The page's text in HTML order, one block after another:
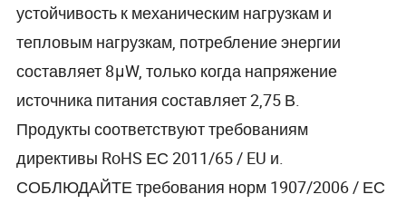
устойчивость к механическим нагрузкам и
тепловым нагрузкам, потребление энергии
составляет 8μW, только когда напряжение
источника питания составляет 2,75 В.
Продукты соответствуют требованиям
директивы RoHS ЕС 2011/65 / EU и.
СОБЛЮДАЙТЕ требования норм 1907/2006 / ЕС